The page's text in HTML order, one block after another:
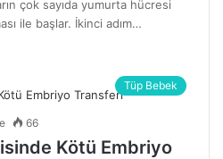
çok sayıda yumurta hücresi
ile başlar. İkinci adım…
Tüp Bebek
66
Kötü Embriyo